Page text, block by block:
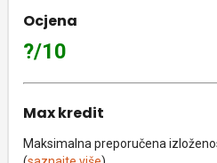
Ocjena
?/10
Max kredit
Maksimalna preporučena